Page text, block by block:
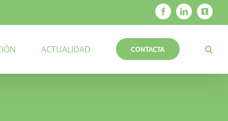
FacebookLinkedIn
X
ACTUALIDAD CONTACTA